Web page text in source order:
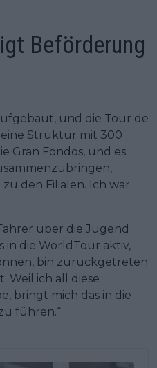
Beförderung
und die Tour de
Struktur mit 300
Gran Fondos, und es
den Filialen. Ich war
über die Jugend
in die WorldTour aktiv,
bin zurückgetreten
Weil ich all diese
bringt mich das in die
führen.“